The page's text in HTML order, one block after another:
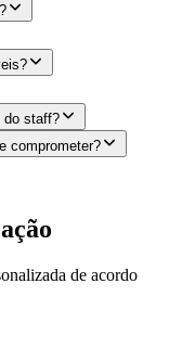
do staff?
comprometer?
de acordo